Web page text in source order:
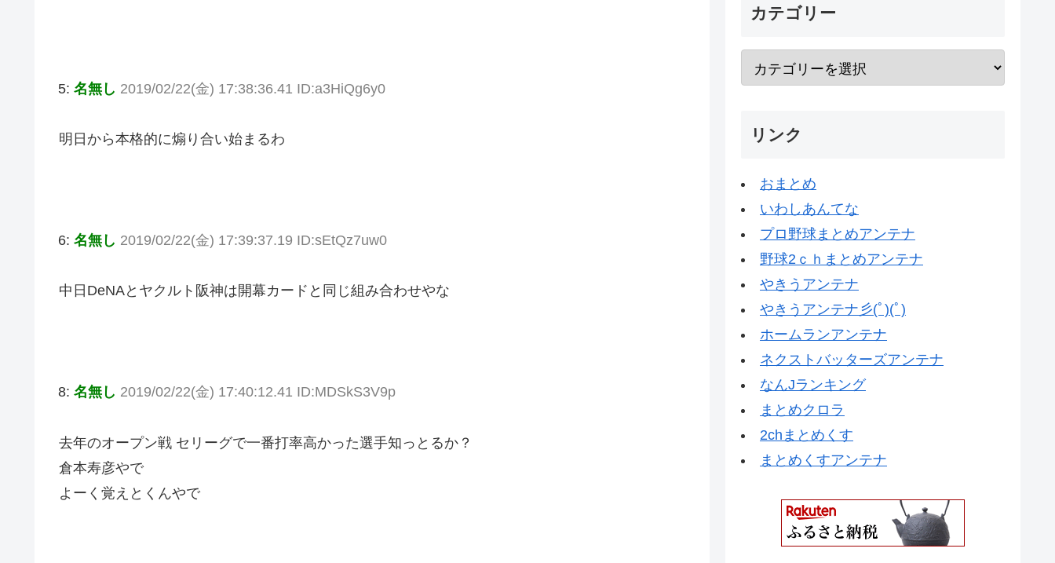
5: 名無し 2019/02/22(金) 17:38:36.41 ID:a3HiQg6y0
明日から本格的に煽り合い始まるわ
6: 名無し 2019/02/22(金) 17:39:37.19 ID:sEtQz7uw0
中日DeNAとヤクルト阪神は開幕カードと同じ組み合わせやな
8: 名無し 2019/02/22(金) 17:40:12.41 ID:MDSkS3V9p
去年のオープン戦 セリーグで一番打率高かった選手知っとるか？
倉本寿彦やで
よーく覚えとくんやで
カテゴリー
リンク
おまとめ
いわしあんてな
プロ野球まとめアンテナ
野球2ｃｈまとめアンテナ
やきうアンテナ
やきうアンテナ彡(ﾟ)(ﾟ)
ホームランアンテナ
ネクストバッターズアンテナ
なんJランキング
まとめクロラ
2chまとめくす
まとめくすアンテナ